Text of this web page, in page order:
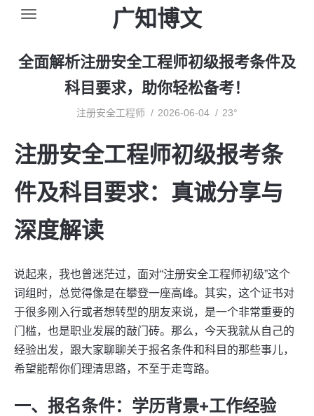
广知博文
全面解析注册安全工程师初级报考条件及
科目要求，助你轻松备考！
注册安全工程师 2026-06-04 23°
注册安全工程师初级报考条
件及科目要求：真诚分享与
深度解读
说起来，我也曾迷茫过，面对“注册安全工程师初级”这个
词组时，总觉得像是在攀登一座高峰。其实，这个证书对
于很多刚入行或者想转型的朋友来说，是一个非常重要的
门槛，也是职业发展的敲门砖。那么，今天我就从自己的
经验出发，跟大家聊聊关于报名条件和科目的那些事儿，
希望能帮你们理清思路，不至于走弯路。
一、报名条件：学历背景+工作经验